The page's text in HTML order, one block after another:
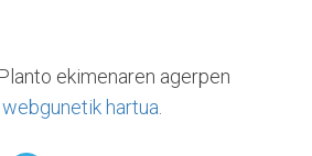
ekimenaren agerpen
webgunetik hartua